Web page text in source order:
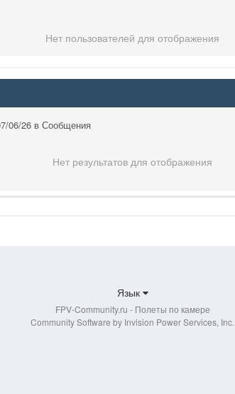
Нет пользователей для отображения
06/26 в Сообщения
Нет результатов для отображения
Язык
FPV-Community.ru - Полеты по камере
Community Software by Invision Power Services, Inc.